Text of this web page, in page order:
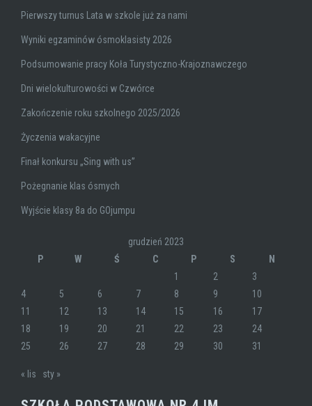
Pierwszy turnus Lata w szkole już za nami
Wyniki egzaminów ósmoklasisty 2026
Podsumowanie pracy Koła Turystyczno-Krajoznawczego
Dni wielokulturowości w Czwórce
Zakończenie roku szkolnego 2025/2026
Życzenia wakacyjne
Finał konkursu „Sing with us”
Pożegnanie klas ósmych
Wyjście klasy 8a do GOjumpu
grudzień 2023
P
W Ś C P S
N
1
2
3
4
5 6 7 8 9
10
11
12 13 14 15 16
17
18
19 20 21 22 23
24
25
26 27 28 29 30 31
« lis sty »